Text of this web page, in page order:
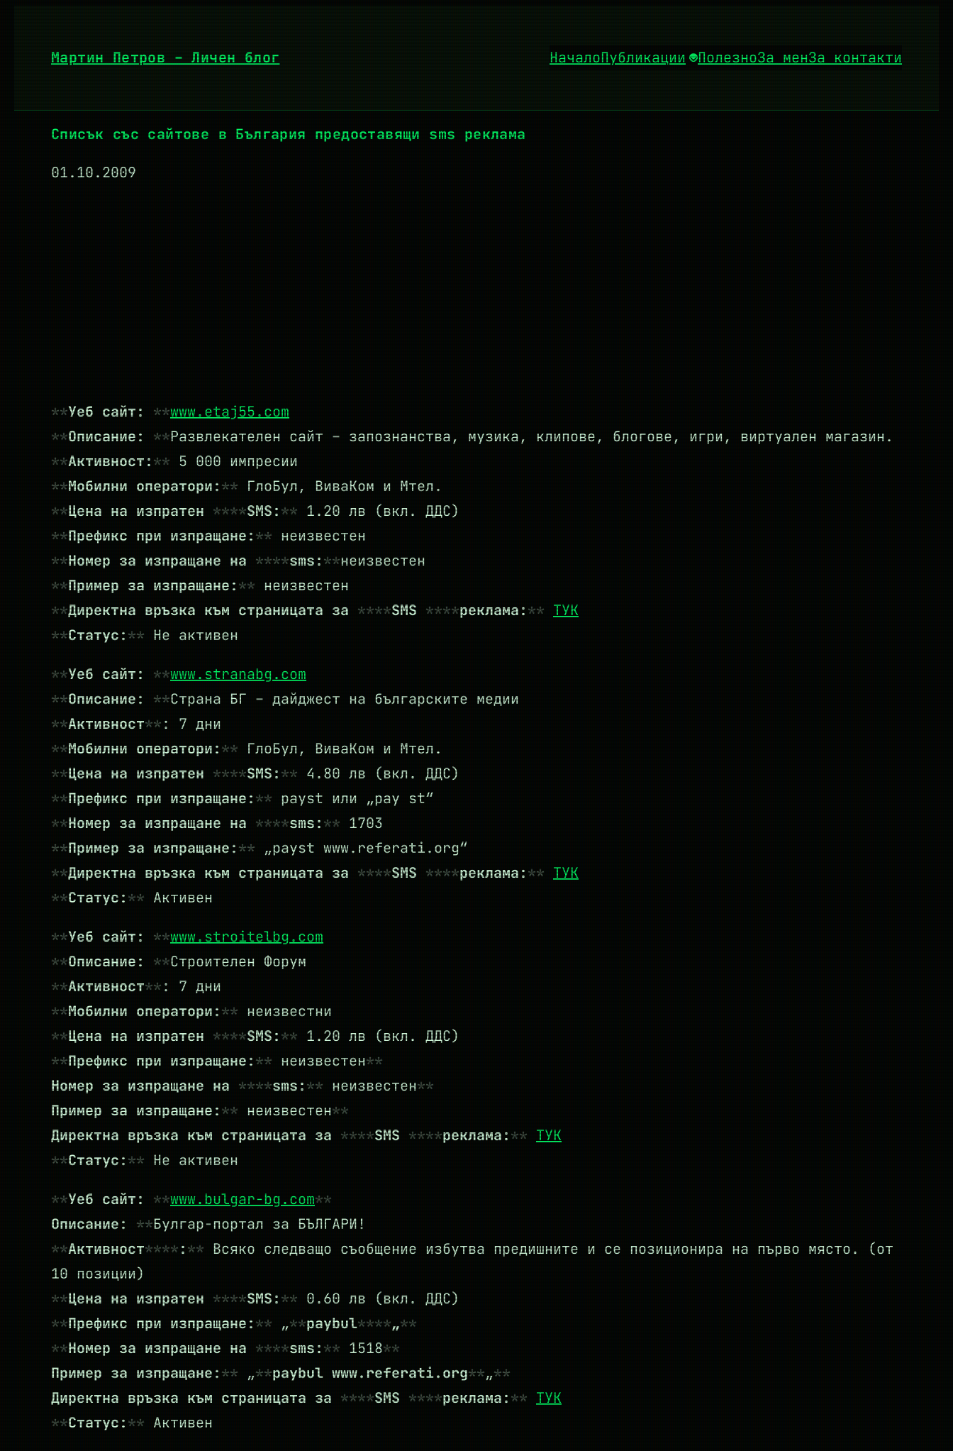
съдържанието
Мартин Петров – Личен блог НачалоПубликации ПолезноЗа менЗа контакти
Списък със сайтове в България предоставящи sms реклама
01.10.2009
Уеб сайт:
www.etaj55.com
Описание:
Развлекателен сайт – запознанства, музика, клипове, блогове, игри, виртуален магазин.
Активност:
5 000 импресии
Мобилни оператори:
ГлоБул, ВиваКом и Мтел.
Цена на изпратен
SMS:
1.20 лв (вкл. ДДС)
Префикс при изпращане:
неизвестен
Номер за изпращане на
sms:
неизвестен
Пример за изпращане:
неизвестен
Директна връзка към страницата за
SMS реклама:
ТУК
Статус:
Не активен
Уеб сайт:
www.stranabg.com
Описание:
Страна БГ – дайджест на българските медии
Активност
: 7 дни
Мобилни оператори:
ГлоБул, ВиваКом и Мтел.
Цена на изпратен
SMS:
4.80 лв (вкл. ДДС)
Префикс при изпращане:
payst или „pay st“
Номер за изпращане на
sms:
1703
Пример за изпращане:
„payst www.referati.org“
Директна връзка към страницата за
SMS реклама:
ТУК
Статус:
Активен
Уеб сайт:
www.stroitelbg.com
Описание:
Строителен Форум
Активност
: 7 дни
Мобилни оператори:
неизвестни
Цена на изпратен
SMS:
1.20 лв (вкл. ДДС)
Префикс при изпращане:
неизвестен
Номер за изпращане на
sms:
неизвестен
Пример за изпращане:
неизвестен
Директна връзка към страницата за
SMS реклама:
ТУК
Статус:
Не активен
Уеб сайт:
www.bulgar-bg.com
Описание:
Булгар-портал за БЪЛГАРИ!
Активност
:
Всяко следващо съобщение избутва предишните и се позиционира на първо място. (от
10 позиции)
Цена на изпратен
SMS:
0.60 лв (вкл. ДДС)
Префикс при изпращане:
„ paybul
„
Номер за изпращане на
sms:
1518
Пример за изпращане:
„ paybul www.referati.org
„
Директна връзка към страницата за
SMS реклама:
ТУК
Статус:
Активен